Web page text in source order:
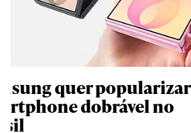
quer popularizar
dobrável no